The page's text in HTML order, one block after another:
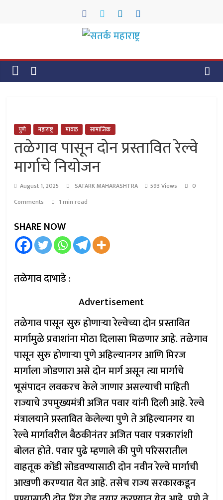
सतर्क
महाराष्ट्र
पुणे महाराष्ट्र मावळ सामाजिक
तळेगाव पासून दोन प्रस्तावित रेल्वे
मार्गाचे नियोजन
August 1, 2025 SATARK MAHARASHTRA 593 Views
0
Comments
1 min read
SHARE NOW
तळेगाव दाभाडे :
Advertisement
तळेगाव पासून सुरु होणाऱ्या रेल्वेच्या दोन प्रस्तावित
मार्गामुळे प्रवाशांना मोठा दिलासा मिळणार आहे. तळेगाव
पासून सुरु होणाऱ्या पुणे अहिल्यानगर आणि मिरज
मार्गाला जोडणारा असे दोन मार्ग असून त्या मार्गाचे
भूसंपादन लवकरच केले जाणार असल्याची माहिती
राज्याचे उपमुख्यमंत्री अजित पवार यांनी दिली आहे. रेल्वे
मंत्रालयाने प्रस्तावित केलेल्या पुणे ते अहिल्यानगर या
रेल्वे मार्गावरील बैठकीनंतर अजित पवार पत्रकारांशी
बोलत होते. पवार पुढे म्हणाले की पुणे परिसरातील
वाहतूक कोंडी सोडवण्यासाठी दोन नवीन रेल्वे मार्गाची
आखणी करण्यात येत आहे. तसेच राज्य सरकारकडून